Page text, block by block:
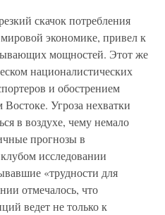
скачок потребления
экономике, привел к
мощностей. Этот же
националистических
и обострением
Угроза нехватки
в воздухе, чему немало
прогнозы в
исследовании
«трудности для
отмечалось, что
ведет не только к